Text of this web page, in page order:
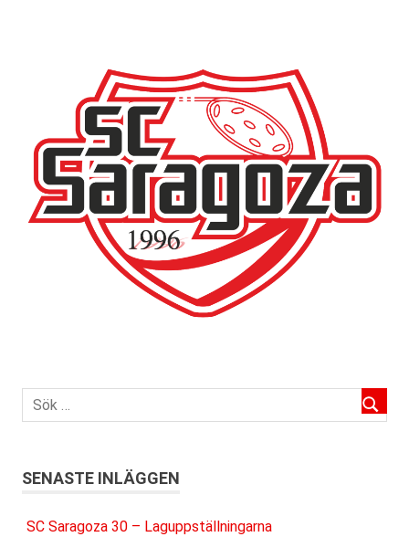
SENASTE INLÄGGEN
SC Saragoza 30 – Laguppställningarna